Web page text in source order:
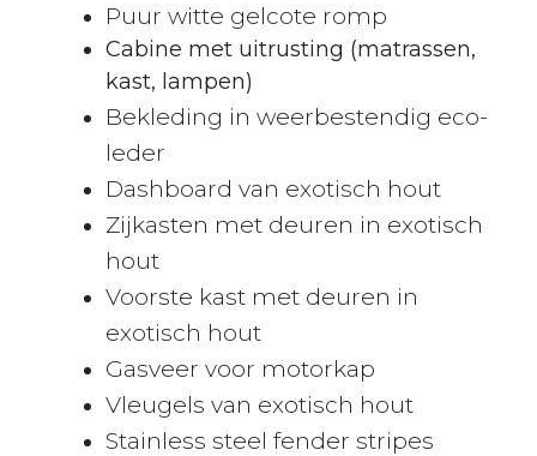
Puur witte gelcote romp
Cabine met uitrusting (matrassen,
kast, lampen)
Bekleding in weerbestendig eco-
leder
Dashboard van exotisch hout
Zijkasten met deuren in exotisch
hout
Voorste kast met deuren in
exotisch hout
Gasveer voor motorkap
Vleugels van exotisch hout
Stainless steel fender stripes